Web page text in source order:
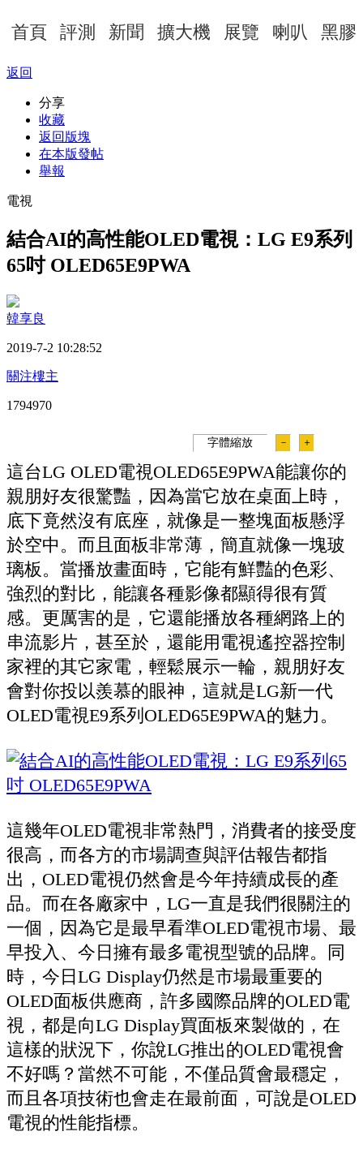
首頁 評測 新聞 擴大機 展覽 喇叭 黑膠
返回
分享
收藏
返回版塊
在本版發帖
舉報
電視
結合AI的高性能OLED電視：LG E9系列
65吋 OLED65E9PWA
韓享良
2019-7-2 10:28:52
關注樓主
1794970
字體縮放 － ＋
這台LG OLED電視OLED65E9PWA能讓你的
親朋好友很驚豔，因為當它放在桌面上時，
底下竟然沒有底座，就像是一整塊面板懸浮
於空中。而且面板非常薄，簡直就像一塊玻
璃板。當播放畫面時，它能有鮮豔的色彩、
強烈的對比，能讓各種影像都顯得很有質
感。更厲害的是，它還能播放各種網路上的
串流影片，甚至於，還能用電視遙控器控制
家裡的其它家電，輕鬆展示一輪，親朋好友
會對你投以羨慕的眼神，這就是LG新一代
OLED電視E9系列OLED65E9PWA的魅力。
這幾年OLED電視非常熱門，消費者的接受度
很高，而各方的市場調查與評估報告都指
出，OLED電視仍然會是今年持續成長的產
品。而在各廠家中，LG一直是我們很關注的
一個，因為它是最早看準OLED電視市場、最
早投入、今日擁有最多電視型號的品牌。同
時，今日LG Display仍然是市場最重要的
OLED面板供應商，許多國際品牌的OLED電
視，都是向LG Display買面板來製做的，在
這樣的狀況下，你說LG推出的OLED電視會
不好嗎？當然不可能，不僅品質會最穩定，
而且各項技術也會走在最前面，可說是OLED
電視的性能指標。